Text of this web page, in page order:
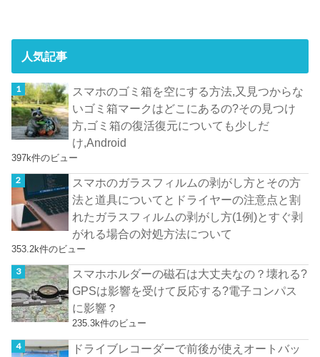
人気記事
スマホのゴミ箱を空にする方法,又見つからな
いゴミ箱マークはどこにあるの?その見つけ
方,ゴミ箱の復活復元についても少しだ
け,Android
397k件のビュー
スマホのガラスフィルムの剥がし方とその方
法と道具についてとドライヤーの注意点と割
れたガラスフィルムの剥がし方(1例)とすぐ剥
がれる場合の対処方法について
353.2k件のビュー
スマホホルダーの磁石は大丈夫なの？壊れる?
GPSは影響を受けて反応する?電子コンパス
に影響？
235.3k件のビュー
ドライブレコーダーで前後が使えオートバッ